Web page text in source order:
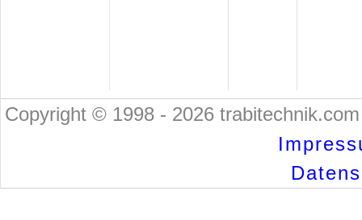
Copyright © 1998 - 2026